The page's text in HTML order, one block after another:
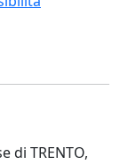
di TRENTO,